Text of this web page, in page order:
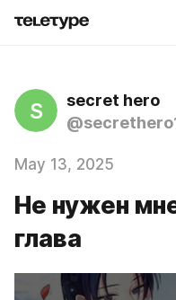
S
secret hero
May 13, 2025
Не нужен
глава